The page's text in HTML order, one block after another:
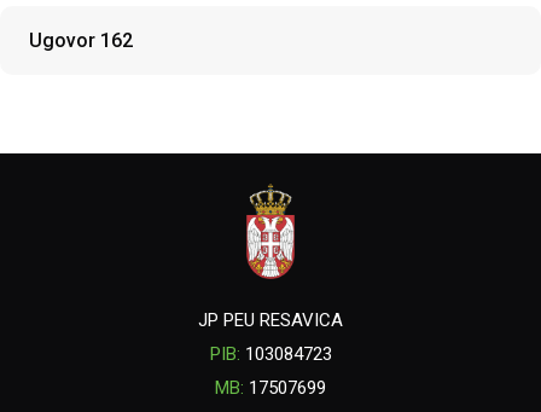
Ugovor 162
JP PEU RESAVICA
PIB: 103084723
MB: 17507699